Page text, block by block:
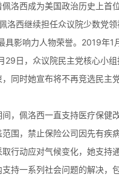
洛西成为美国政治历史上首
洛西继续担任众议院少数党
具影响力人物荣誉。2019年
29日，众议院民主党核心小
，同时她宣布将不再竞选民
，佩洛西一直支持医疗保
围，禁止保险公司因先有疾
行动应对气候变化，她支持
持一系列社会问题的解决，